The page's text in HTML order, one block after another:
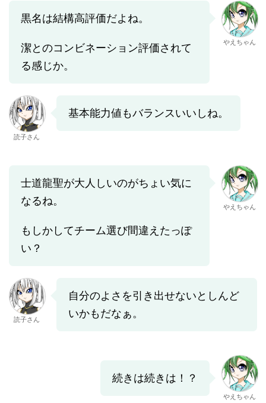
黒名は結構高評価だよね。
潔とのコンビネーション評価されて
る感じか。
やえちゃん
読子さん
基本能力値もバランスいいしね。
士道龍聖が大人しいのがちょい気に
なるね。
もしかしてチーム選び間違えたっぽ
い？
やえちゃん
読子さん
自分のよさを引き出せないとしんど
いかもだなぁ。
続きは続きは！？
やえちゃん